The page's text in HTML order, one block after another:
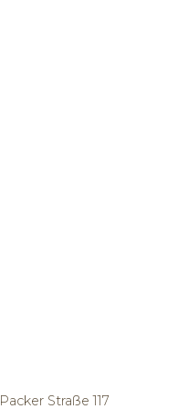
Packer Straße 117